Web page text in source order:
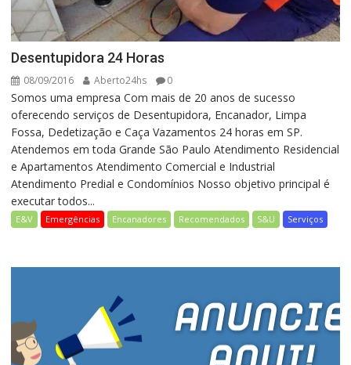
Desentupidora 24 Horas
08/09/2016 Aberto24hs 0
Somos uma empresa Com mais de 20 anos de sucesso
oferecendo serviços de Desentupidora, Encanador, Limpa
Fossa, Dedetização e Caça Vazamentos 24 horas em SP.
Atendemos em toda Grande São Paulo Atendimento Residencial
e Apartamentos Atendimento Comercial e Industrial
Atendimento Predial e Condomínios Nosso objetivo principal é
executar todos...
E&V Emergências Encanadores Recomendados S&U Serviços